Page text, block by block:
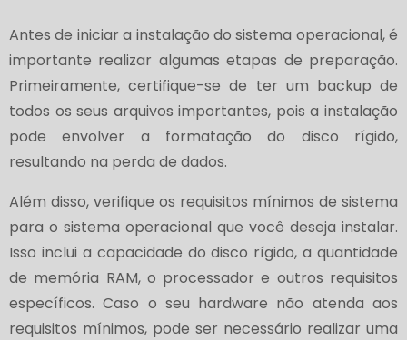
Antes de iniciar a instalação do sistema operacional, é
importante realizar algumas etapas de preparação.
Primeiramente, certifique-se de ter um backup de
todos os seus arquivos importantes, pois a instalação
pode envolver a formatação do disco rígido,
resultando na perda de dados.
Além disso, verifique os requisitos mínimos de sistema
para o sistema operacional que você deseja instalar.
Isso inclui a capacidade do disco rígido, a quantidade
de memória RAM, o processador e outros requisitos
específicos. Caso o seu hardware não atenda aos
requisitos mínimos, pode ser necessário realizar uma